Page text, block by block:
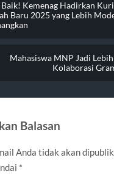
Baik! Kemenag Hadirkan
Baru 2025 yang Lebih
Mahasiswa MNP Jadi
Kolaborasi
Balasan
Anda tidak akan
*